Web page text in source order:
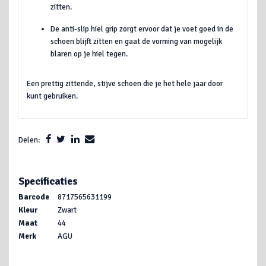
zitten.
De anti-slip hiel grip zorgt ervoor dat je voet goed in de
schoen blijft zitten en gaat de vorming van mogelijk
blaren op je hiel tegen.
Een prettig zittende, stijve schoen die je het hele jaar door
kunt gebruiken.
Delen:
Specificaties
Barcode
8717565631199
Kleur
Zwart
Maat
44
Merk
AGU